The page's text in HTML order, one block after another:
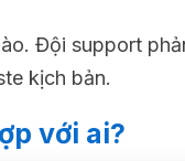
Đội support
kịch bản.
với ai?